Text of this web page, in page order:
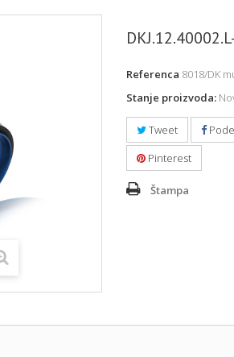
Referenca 8018/DK
Stanje proizvoda:
Tweet
Pinterest
Štampa